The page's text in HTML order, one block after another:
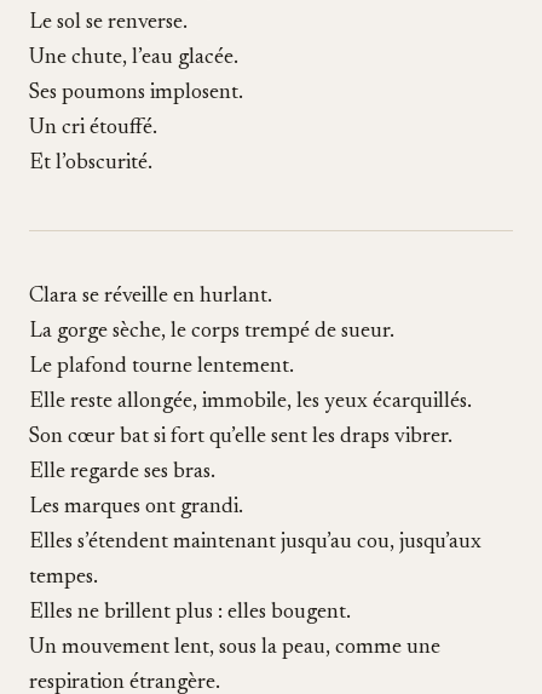
Le sol se renverse.
Une chute, l’eau glacée.
Ses poumons implosent.
Un cri étouffé.
Et l’obscurité.
Clara se réveille en hurlant.
La gorge sèche, le corps trempé de sueur.
Le plafond tourne lentement.
Elle reste allongée, immobile, les yeux écarquillés.
Son cœur bat si fort qu’elle sent les draps vibrer.
Elle regarde ses bras.
Les marques ont grandi.
Elles s’étendent maintenant jusqu’au cou, jusqu’aux
tempes.
Elles ne brillent plus : elles bougent.
Un mouvement lent, sous la peau, comme une
respiration étrangère.